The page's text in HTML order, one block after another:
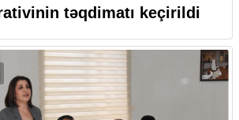
təqdimatı keçirildi